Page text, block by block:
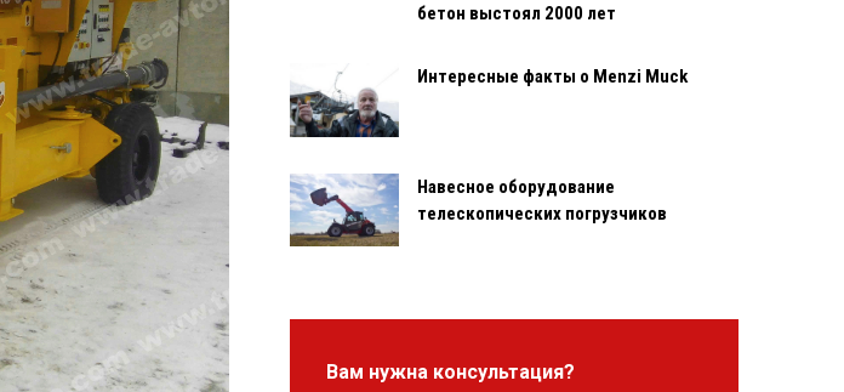
бетон выстоял 2000 лет
Интересные факты о Menzi Muck
Навесное оборудование
телескопических погрузчиков
Вам нужна консультация?